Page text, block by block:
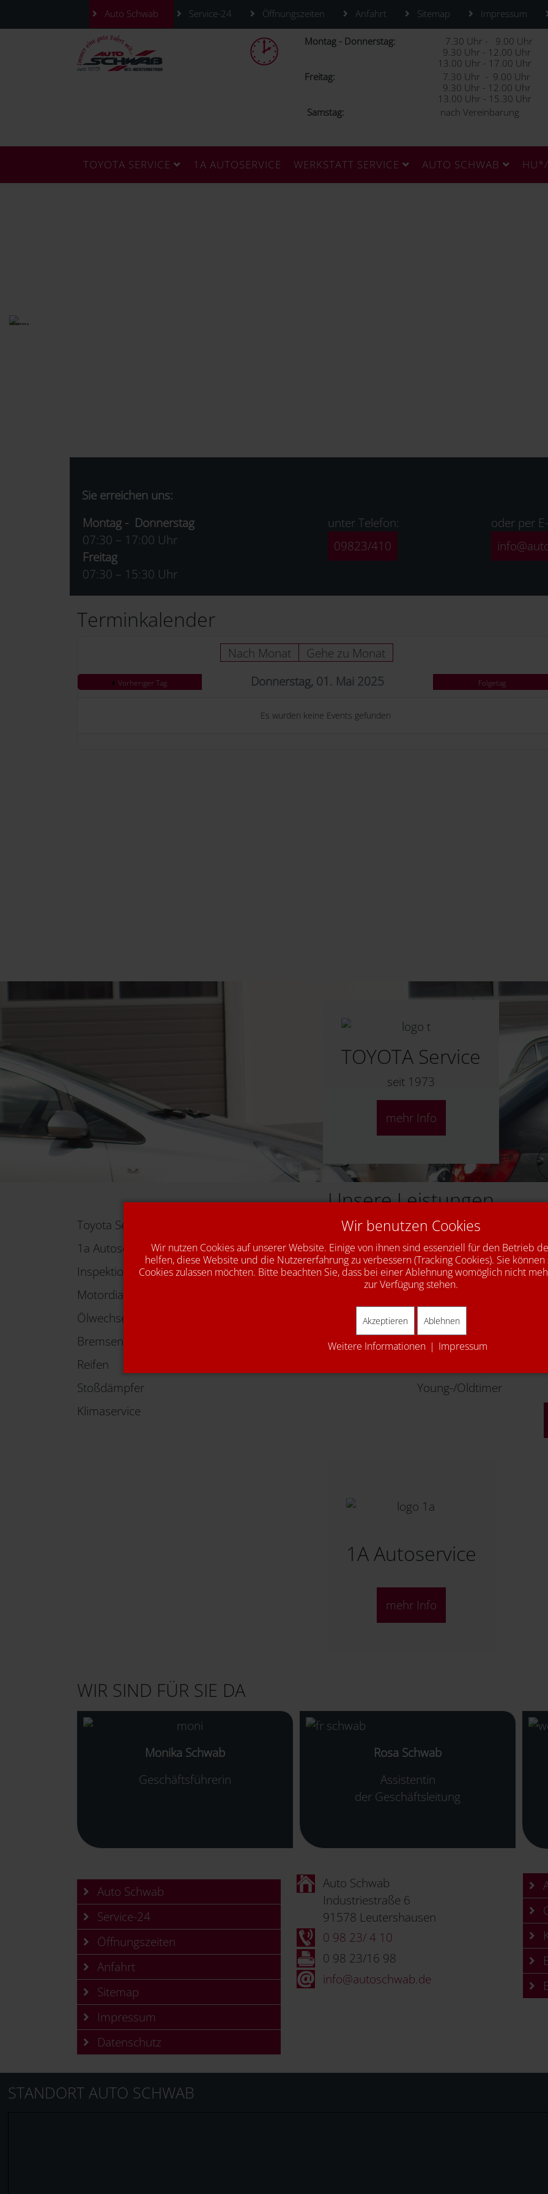
Auto Schwab Service-24 Öffnungszeiten Anfahrt Sitemap Impressum
Montag - Donnerstag:
7.30 Uhr - 9.00 Uhr
9.30 Uhr - 12.00 Uhr
13.00 Uhr - 17.00 Uhr
Freitag:
7.30 Uhr - 9.00 Uhr
9.30 Uhr - 12.00 Uhr
13.00 Uhr - 15.30 Uhr
Samstag:
nach Vereinbarung
TOYOTA SERVICE 1A AUTOSERVICE WERKSTATT SERVICE AUTO SCHWAB HU*/
Sie erreichen uns:
Montag - Donnerstag
07:30 – 17:00 Uhr
Freitag
07:30 – 15:30 Uhr
unter Telefon:
09823/410
oder per
Terminkalender
Nach Monat Gehe zu Monat
Vorheriger Tag Donnerstag, 01. Mai 2025 Folgetag
Es wurden keine Events gefunden
TOYOTA Service
seit 1973
mehr Info
Unsere Leistungen
Toyota Service
1a Autoservice für alle Marken
Inspektion
Motordiagnose
Ölwechsel
Bremsen
Reifen
Stoßdämpfer
Klimaservice
Unfallinstandsetzung
Autoglas
Abgas-Kat
SaisonChecks
Komfortzubehör
Kundenersatzfahrzeug
Young-/Oldtimer
1A Autoservice
mehr Info
WIR SIND FÜR SIE DA
Monika Schwab
Geschäftsführerin
Rosa Schwab
Assistentin
der Geschäftsleitung
Auto Schwab
Service-24
Öffnungszeiten
Anfahrt
Sitemap
Impressum
Datenschutz
Auto Schwab
Industriestraße 6
91578 Leutershausen
0 98 23/ 4 10
0 98 23/16 98
info@autoschwab.de
STANDORT AUTO SCHWAB
Wir benutzen Cookies
Wir nutzen Cookies auf unserer Website. Einige von ihnen sind essenziell für den Betrieb
helfen, diese Website und die Nutzererfahrung zu verbessern (Tracking Cookies). Sie
Cookies zulassen möchten. Bitte beachten Sie, dass bei einer Ablehnung womöglich nicht
zur Verfügung stehen.
Akzeptieren Ablehnen
Weitere Informationen | Impressum